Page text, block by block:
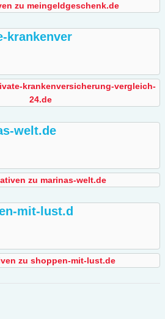
zu meingeldgeschenk.de
krankenver
krankenversicherung-vergleich-
24.de
welt.de
zu marinas-welt.de
mit-lust.d
zu shoppen-mit-lust.de